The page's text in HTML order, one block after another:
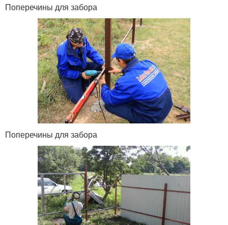
Поперечины для забора
Поперечины для забора